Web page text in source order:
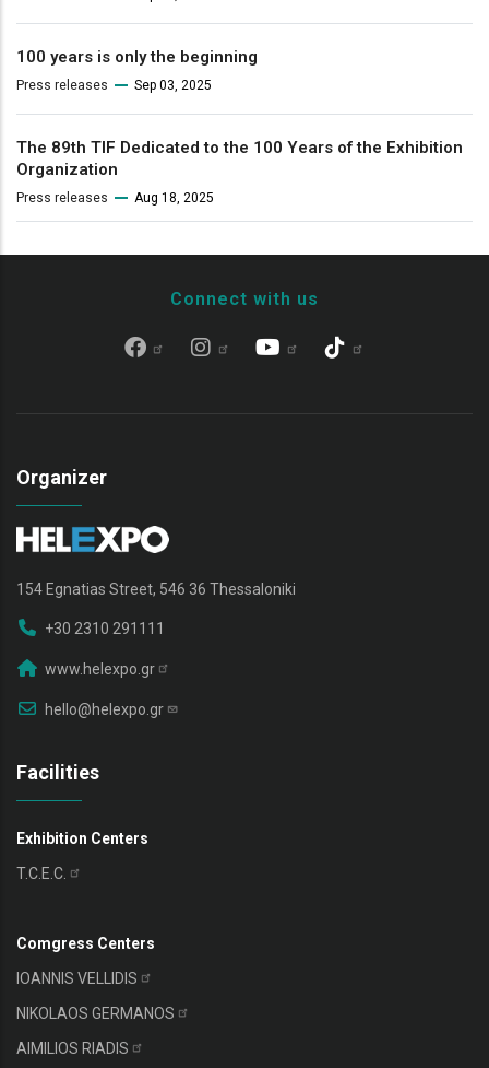
100 years is only the beginning
Press releases Sep 03, 2025
The 89th TIF Dedicated to the 100 Years of the Exhibition
Organization
Press releases Aug 18, 2025
Connect with us
Organizer
154 Egnatias Street, 546 36 Thessaloniki
+30 2310 291111
www.helexpo.gr
hello@helexpo.gr
Facilities
Exhibition Centers
T.C.E.C.
Comgress Centers
IOANNIS VELLIDIS
NIKOLAOS GERMANOS
AIMILIOS RIADIS